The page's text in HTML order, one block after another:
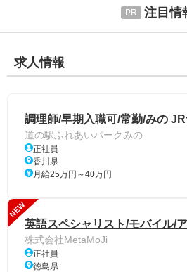
注目情
求人情報
調理師/早期入職可/常勤/みの
道の駅ふれあいパークみの
正社員
香川県
月給25万円～40万円
NEW
英語スペシャリスト/モバイル/
株式会社MetaMoJi
正社員
徳島県